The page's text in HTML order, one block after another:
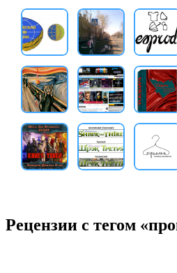
Рецензии с тегом